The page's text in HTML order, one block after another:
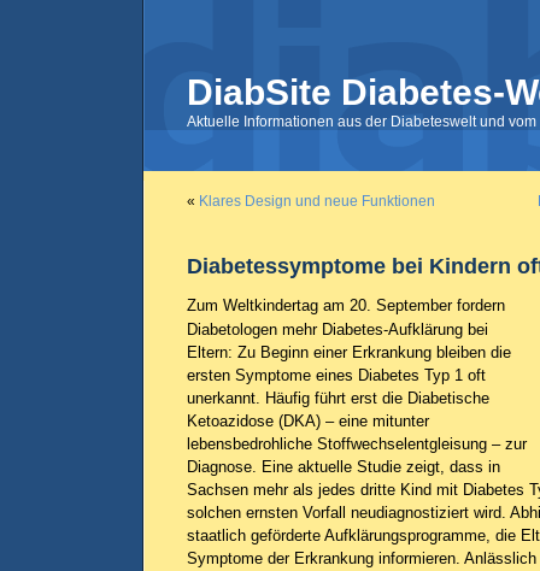
DiabSite Diabetes-
Aktuelle Informationen aus der Diabeteswelt und
« Klares Design und neue Funktionen
Diabetessymptome bei Kindern
Zum Weltkindertag am 20. September fordern
Diabetologen mehr Diabetes-Aufklärung bei
Eltern: Zu Beginn einer Erkrankung bleiben die
ersten Symptome eines Diabetes Typ 1 oft
unerkannt. Häufig führt erst die Diabetische
Ketoazidose (DKA) – eine mitunter
lebensbedrohliche Stoffwechselentgleisung – zur
Diagnose. Eine aktuelle Studie zeigt, dass in
Sachsen mehr als jedes dritte Kind mit Diabetes
solchen ernsten Vorfall neudiagnostiziert wird.
staatlich geförderte Aufklärungsprogramme, die
Symptome der Erkrankung informieren.